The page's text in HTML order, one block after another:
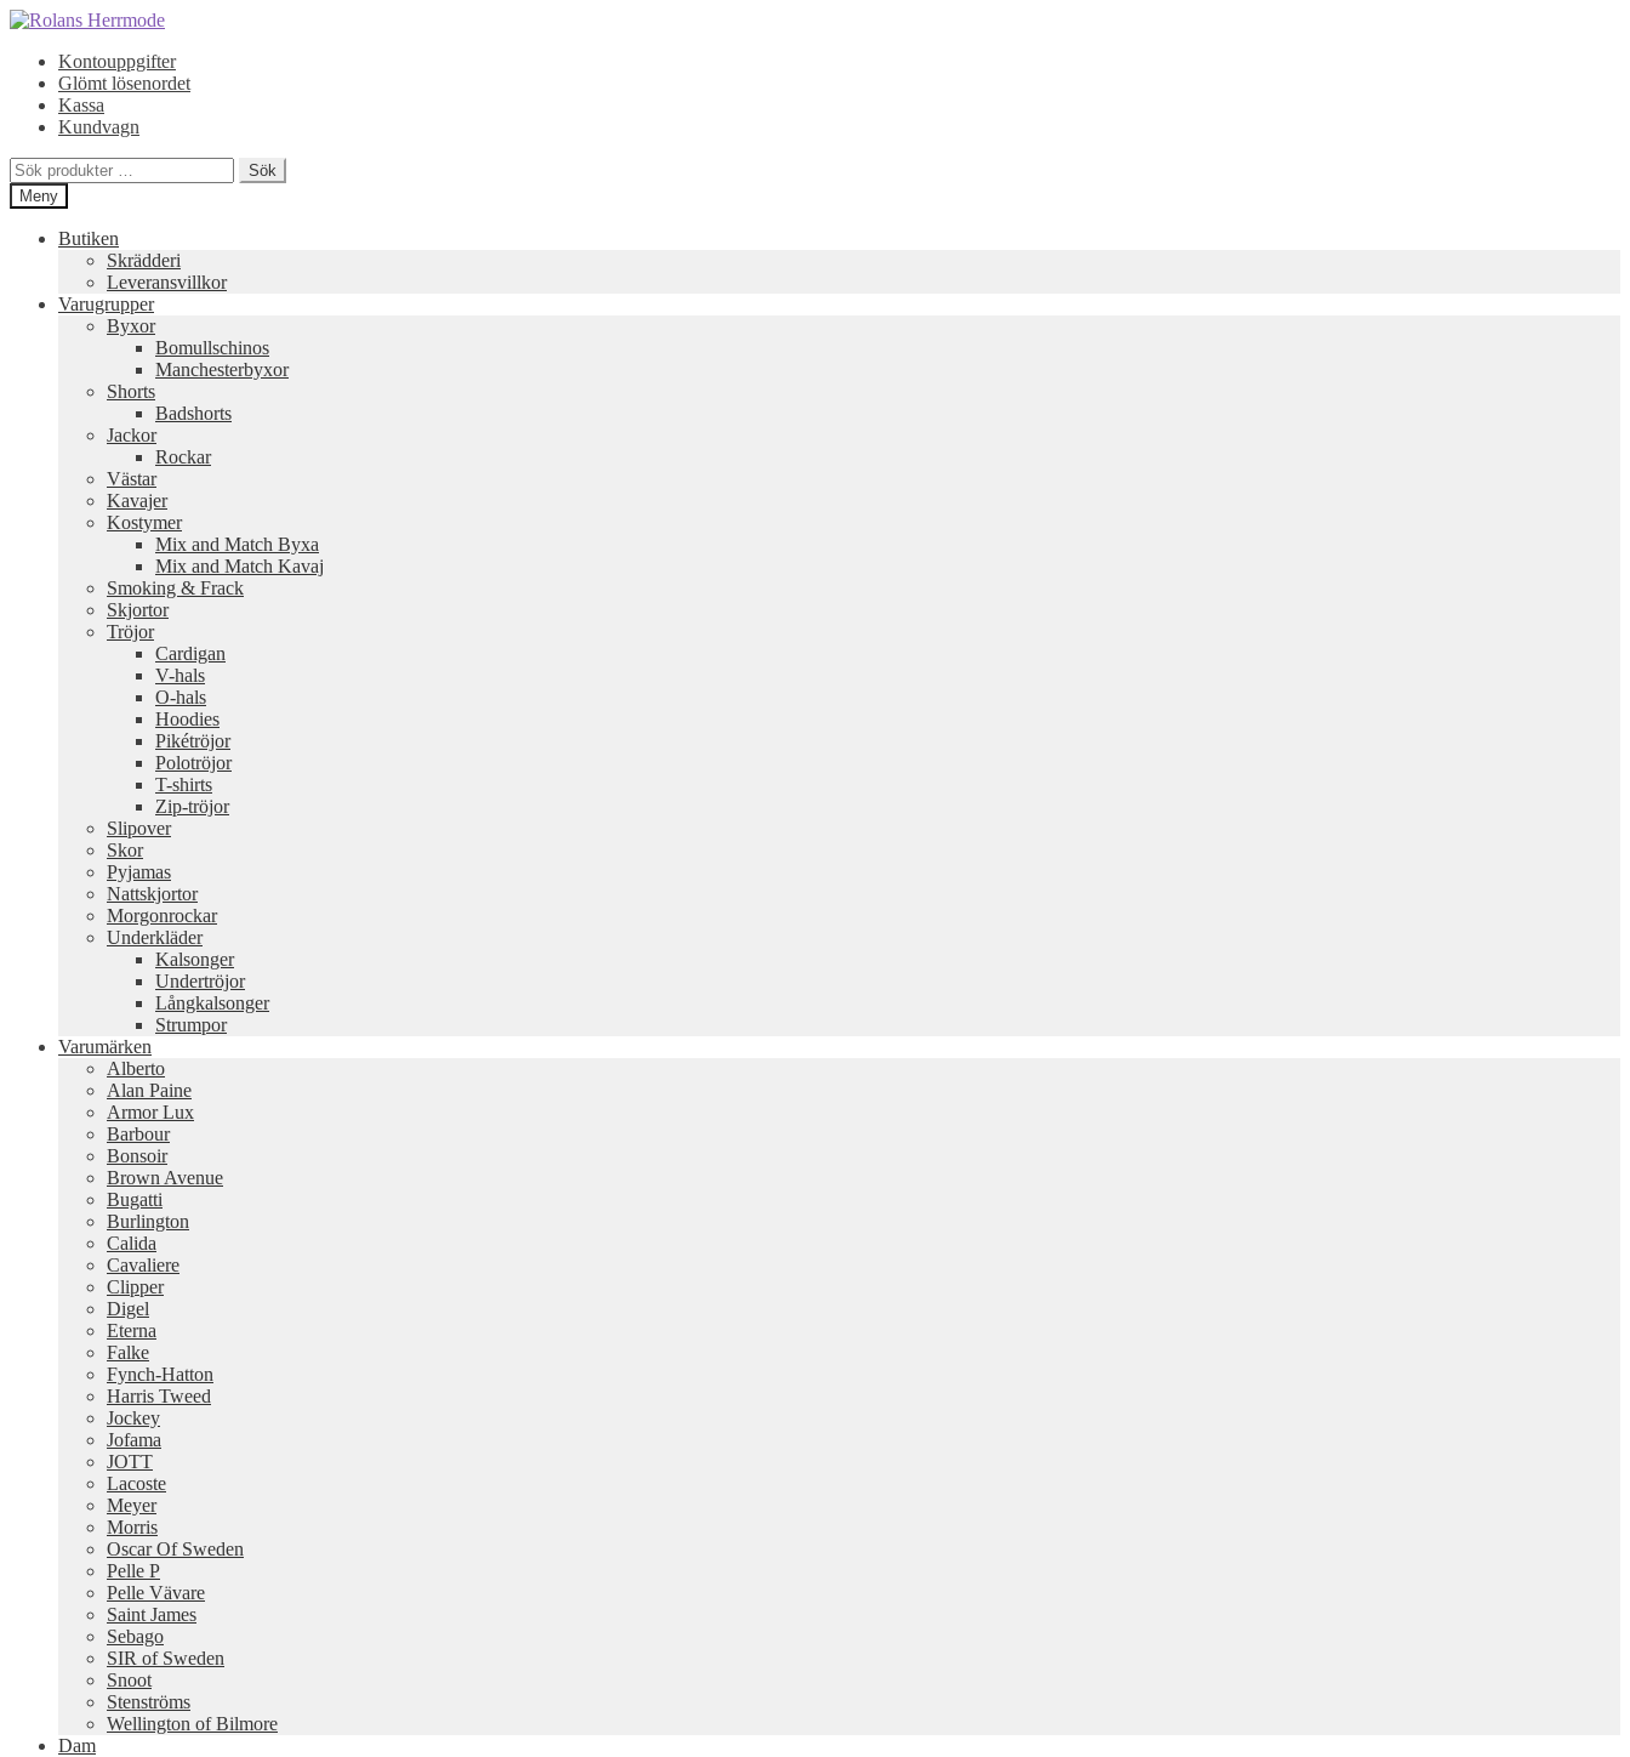
Hoppa
navigering
Hoppa
innehållKontouppgifter
Glömt lösenordet
Kassa
Kundvagn
Sök
efter:
Sök
Meny
Butiken
Skrädderi
Leveransvillkor
Varugrupper
Byxor
Bomullschinos
Manchesterbyxor
Shorts
Badshorts
Jackor
Rockar
Västar
Kavajer
Kostymer
Mix and Match Byxa
Mix and Match Kavaj
Smoking & Frack
Skjortor
Tröjor
Cardigan
V-hals
O-hals
Hoodies
Pikétröjor
Polotröjor
T-shirts
Zip-tröjor
Slipover
Skor
Pyjamas
Nattskjortor
Morgonrockar
Underkläder
Kalsonger
Undertröjor
Långkalsonger
Strumpor
Varumärken
Alberto
Alan Paine
Armor Lux
Barbour
Bonsoir
Brown Avenue
Bugatti
Burlington
Calida
Cavaliere
Clipper
Digel
Eterna
Falke
Fynch-Hatton
Harris Tweed
Jockey
Jofama
JOTT
Lacoste
Meyer
Morris
Oscar Of Sweden
Pelle P
Pelle Vävare
Saint James
Sebago
SIR of Sweden
Snoot
Stenströms
Wellington of Bilmore
Dam